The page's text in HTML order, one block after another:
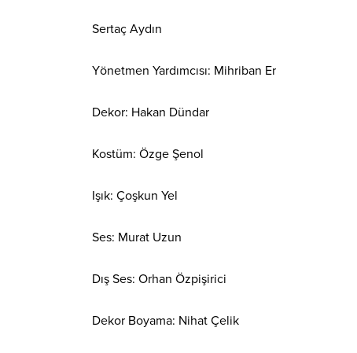
Sertaç Aydın
Yönetmen Yardımcısı: Mihriban Er
Dekor: Hakan Dündar
Kostüm: Özge Şenol
Işık: Çoşkun Yel
Ses: Murat Uzun
Dış Ses: Orhan Özpişirici
Dekor Boyama: Nihat Çelik